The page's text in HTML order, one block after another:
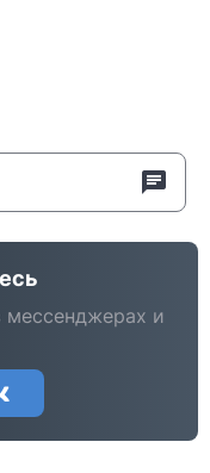
мессенджерах и